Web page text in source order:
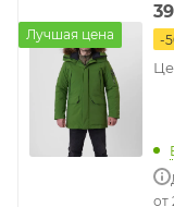
Лучшая цена -
от